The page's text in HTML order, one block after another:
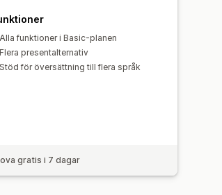
Alla funktioner i Basic-planen
Flera presentalternativ
Stöd för översättning till flera språk
gratis i 7 dagar